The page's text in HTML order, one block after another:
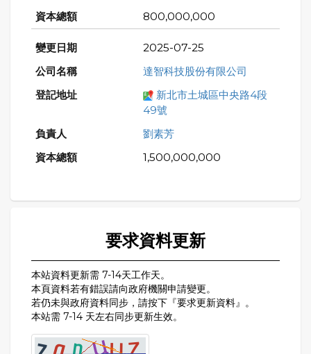
800,000,000
2025-07-25
達智科技股份有限公司
新北市土城區中央路4段
49號
劉素芳
1,500,000,000
要求資料更新
本站資料更新需 7-14天工作天。
本頁資料若有錯誤請向政府機關申請變更。
若仍未與政府資料同步，請按下『要求更新資料』。
本站需 7-14 天左右同步更新生效。